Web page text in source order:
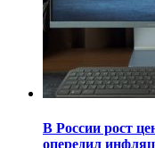
В России рост
опередил